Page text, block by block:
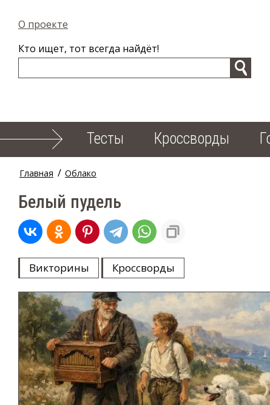
О проекте
Кто ищет, тот всегда найдёт!
Тесты Кроссворды
Главная / Облако
Белый пудель
Викторины Кроссворды